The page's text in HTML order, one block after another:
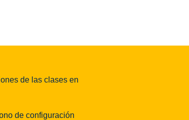
de las clases en
de configuración